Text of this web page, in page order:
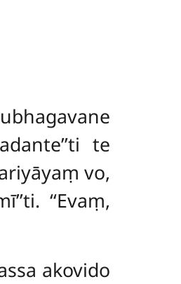
te
vo,
‘‘Evaṃ,
akovido